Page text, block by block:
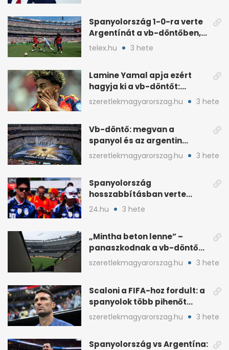
Spanyolország 1-0-ra verte
Argentínát a vb-döntőben,
hosszabbításban
telex.hu 3 hete
Lamine Yamal apja ezért
hagyja ki a vb-döntőt:
otthonról szurkol
szeretlekmagyarorszag.hu 3 hete
Vb-döntő: megvan a
spanyol és az argentin
kezdő, Montiel bekerült
szeretlekmagyarorszag.hu 3 hete
Spanyolország
hosszabbításban verte
Argentínát: Ferran Torres
24.hu 3 hete
„Mintha beton lenne” –
panaszkodnak a vb-döntő
MetLife-pályájára
szeretlekmagyarorszag.hu 3 hete
Scaloni a FIFA-hoz fordult: a
spanyolok több pihenőt
kaptak a vb-döntőre
szeretlekmagyarorszag.hu 3 hete
Spanyolország vs Argentína: